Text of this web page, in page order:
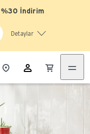
%30 İndirim
Detaylar